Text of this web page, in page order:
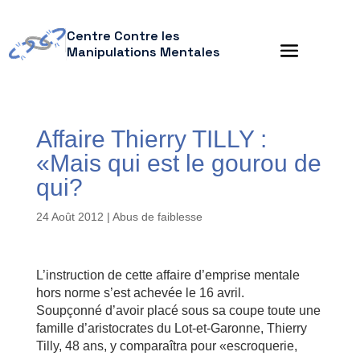
Centre Contre les
Manipulations Mentales
Affaire Thierry TILLY :
«Mais qui est le gourou de
qui?
24 Août 2012 | Abus de faiblesse
L’instruction de cette affaire d’emprise mentale
hors norme s’est achevée le 16 avril.
Soupçonné d’avoir placé sous sa coupe toute une
famille d’aristocrates du Lot-et-Garonne, Thierry
Tilly, 48 ans, y comparaîtra pour «escroquerie,